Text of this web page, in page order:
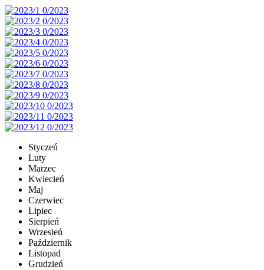
Styczeń
Luty
Marzec
Kwiecień
Maj
Czerwiec
Lipiec
Sierpień
Wrzesień
Październik
Listopad
Grudzień